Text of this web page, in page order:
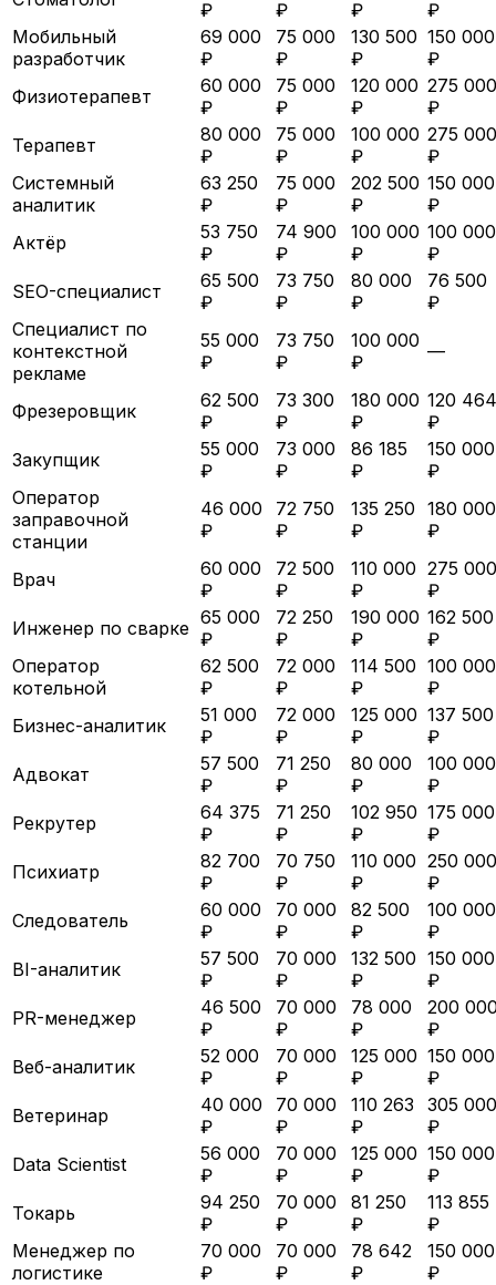
₽ ₽ ₽
₽
Мобильный
разработчик
69 000
₽
75 000
₽
130 500
₽
150 000
₽
Физиотерапевт
60 000
₽
75 000
₽
120 000
₽
275 000
₽
Терапевт
80 000
₽
75 000
₽
100 000
₽
275 000
₽
Системный
аналитик
63 250
₽
75 000
₽
202 500
₽
150 000
₽
Актёр
53 750
₽
74 900
₽
100 000
₽
100 000
₽
SEO-специалист
65 500
₽
73 750
₽
80 000
₽
76 500
₽
Специалист по
контекстной
рекламе
55 000
₽
73 750
₽
100 000
₽
—
Фрезеровщик
62 500
₽
73 300
₽
180 000
₽
120 464
₽
Закупщик
55 000
₽
73 000
₽
86 185
₽
150 000
₽
Оператор
заправочной
станции
46 000
₽
72 750
₽
135 250
₽
180 000
₽
Врач
60 000
₽
72 500
₽
110 000
₽
275 000
₽
Инженер по сварке 65 000
₽
72 250
₽
190 000
₽
162 500
₽
Оператор
котельной
62 500
₽
72 000
₽
114 500
₽
100 000
₽
Бизнес-аналитик
51 000
₽
72 000
₽
125 000
₽
137 500
₽
Адвокат
57 500
₽
71 250
₽
80 000
₽
100 000
₽
Рекрутер
64 375
₽
71 250
₽
102 950
₽
175 000
₽
Психиатр
82 700
₽
70 750
₽
110 000
₽
250 000
₽
Следователь
60 000
₽
70 000
₽
82 500
₽
100 000
₽
BI-аналитик
57 500
₽
70 000
₽
132 500
₽
150 000
₽
PR-менеджер
46 500
₽
70 000
₽
78 000
₽
200
₽
Веб-аналитик
52 000
₽
70 000
₽
125 000
₽
150 000
₽
Ветеринар
40 000
₽
70 000
₽
110 263
₽
305 000
₽
Data Scientist
56 000
₽
70 000
₽
125 000
₽
150 000
₽
Токарь
94 250
₽
70 000
₽
81 250
₽
113 855
₽
Менеджер по
логистике
70 000
₽
70 000
₽
78 642
₽
150 000
₽